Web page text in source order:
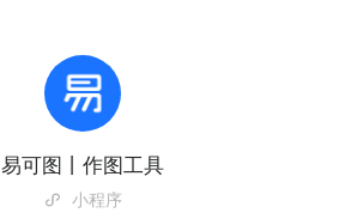
易可图丨作图工具
小程序